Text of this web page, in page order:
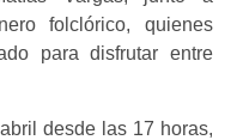
folclórico, quienes
para disfrutar entre
desde las 17 horas,